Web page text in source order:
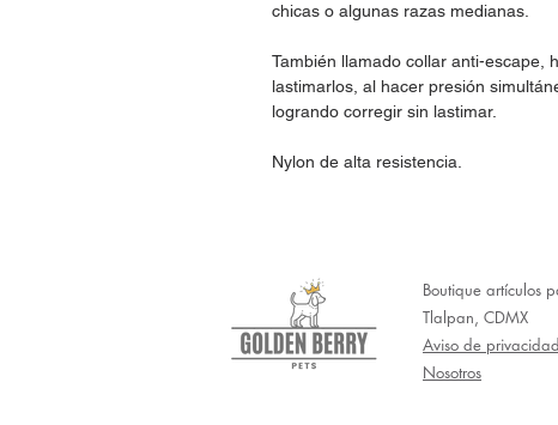
chicas o algunas razas medianas.
También llamado collar anti-escape,
lastimarlos, al hacer presión
logrando corregir sin lastimar.
Nylon de alta resistencia.
Boutique artículos
Tlalpan, CDMX
Aviso de privacidad
Nosotros